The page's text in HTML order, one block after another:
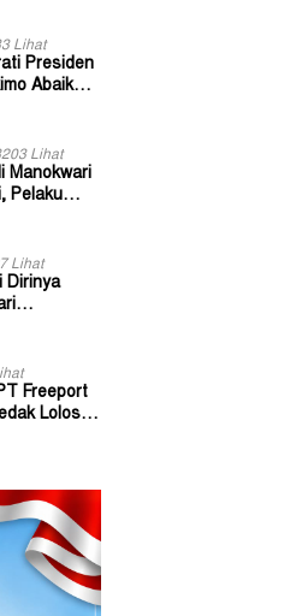
Lihat
Presiden
Abaikan
Lihat
Manokwari
Pelaku
Lihat
Dirinya
Freeport
Lolos